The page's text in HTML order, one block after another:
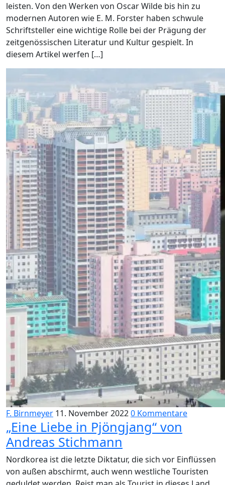
leisten. Von den Werken von Oscar Wilde bis hin zu
modernen Autoren wie E. M. Forster haben schwule
Schriftsteller eine wichtige Rolle bei der Prägung der
zeitgenössischen Literatur und Kultur gespielt. In
diesem Artikel werfen […]
F. Birnmeyer 11. November 20220 Kommentare
„Eine Liebe in Pjöngjang“ von
Andreas Stichmann
Nordkorea ist die letzte Diktatur, die sich vor Einflüssen
von außen abschirmt, auch wenn westliche Touristen